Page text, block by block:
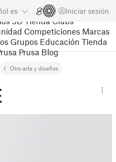
es Iniciar sesión
3D Tienda Clubs
Competiciones Marcas
Grupos Educación Tienda
Prusa Blog
Otro arte y diseños